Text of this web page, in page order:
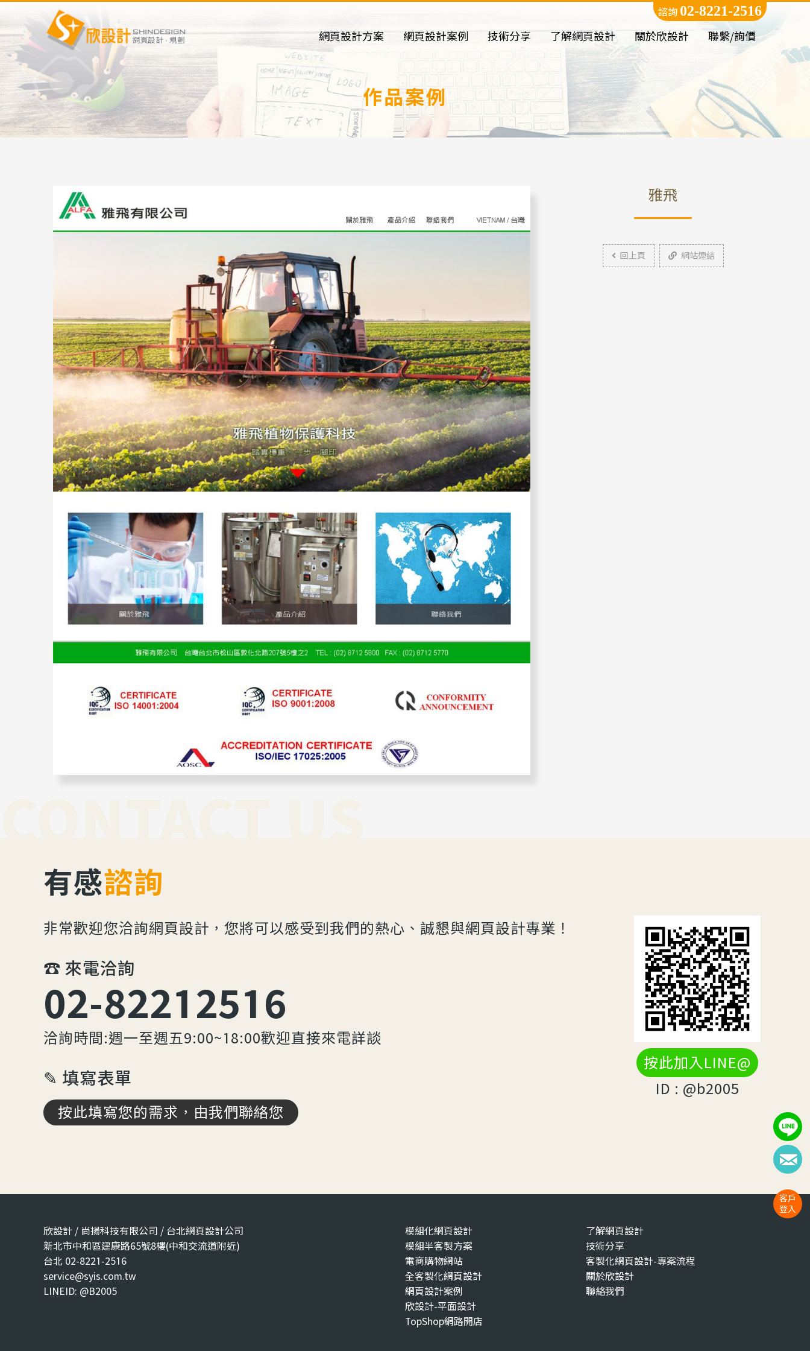
網頁設計方案 網頁設計案例 技術分享 了解網頁設計 關於欣設計 聯繫/詢價
諮詢 02-8221-2516
客戶
登入
作品案例
雅飛
回上頁 網站連結
有感諮詢
非常歡迎您洽詢網頁設計，您將可以感受到我們的熱心、誠懇與網頁設計專業！
☎︎ 來電洽詢
02-82212516
洽詢時間:週一至週五9:00~18:00歡迎直接來電詳談
✎ 填寫表單
按此填寫您的需求，由我們聯絡您
按此加入LINE@
ID : @b2005
欣設計 / 尚揚科技有限公司 / 台北網頁設計公司
新北市中和區建康路65號8樓(中和交流道附近)
台北 02-8221-2516
service@syis.com.tw
LINEID: @B2005
模組化網頁設計
模組半客製方案
電商購物網站
全客製化網頁設計
網頁設計案例
欣設計-平面設計
TopShop網路開店
了解網頁設計
技術分享
客製化網頁設計-專案流程
關於欣設計
聯絡我們